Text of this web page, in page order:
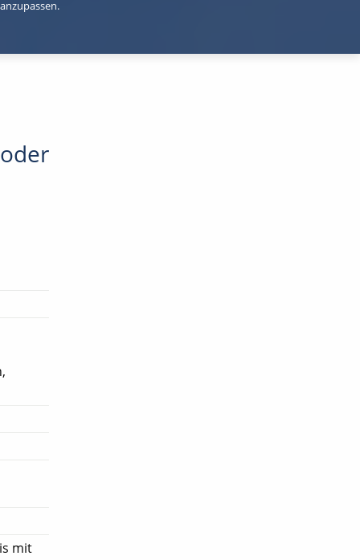
mit